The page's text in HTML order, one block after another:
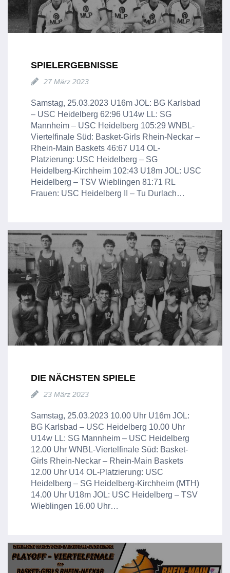
SPIELERGEBNISSE
27 März 2023
Samstag, 25.03.2023 U16m JOL: BG Karlsbad
– USC Heidelberg 62:96 U14w LL: SG
Mannheim – USC Heidelberg 105:29 WNBL-
Viertelfinale Süd: Basket-Girls Rhein-Neckar –
Rhein-Main Baskets 46:67 U14 OL-
Platzierung: USC Heidelberg – SG
Heidelberg-Kirchheim 102:43 U18m JOL: USC
Heidelberg – TSV Wieblingen 81:71 RL
Frauen: USC Heidelberg II – Tu Durlach…
DIE NÄCHSTEN SPIELE
23 März 2023
Samstag, 25.03.2023 10.00 Uhr U16m JOL:
BG Karlsbad – USC Heidelberg 10.00 Uhr
U14w LL: SG Mannheim – USC Heidelberg
12.00 Uhr WNBL-Viertelfinale Süd: Basket-
Girls Rhein-Neckar – Rhein-Main Baskets
12.00 Uhr U14 OL-Platzierung: USC
Heidelberg – SG Heidelberg-Kirchheim (MTH)
14.00 Uhr U18m JOL: USC Heidelberg – TSV
Wieblingen 16.00 Uhr…